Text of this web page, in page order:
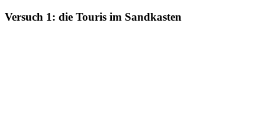
Versuch 1: die Touris im Sandkasten